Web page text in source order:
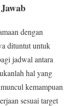
dengan
dituntut untuk
jadwal antara
hal yang
kemampuan
sesuai target